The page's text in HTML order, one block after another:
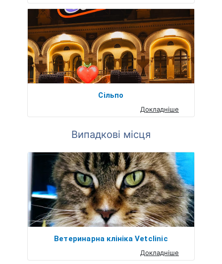
Сільпо
Докладніше
Випадкові місця
Ветеринарна клініка Vetclinic
Докладніше